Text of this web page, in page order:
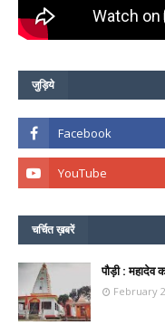
जुड़िये
चर्चित ख़बरें
पौड़ी : महादेव
February